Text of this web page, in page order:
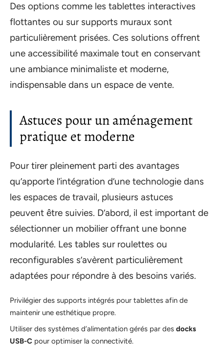
Des options comme les tablettes interactives
flottantes ou sur supports muraux sont
particulièrement prisées. Ces solutions offrent
une accessibilité maximale tout en conservant
une ambiance minimaliste et moderne,
indispensable dans un espace de vente.
Astuces pour un aménagement
pratique et moderne
Pour tirer pleinement parti des avantages
qu’apporte l’intégration d’une technologie dans
les espaces de travail, plusieurs astuces
peuvent être suivies. D’abord, il est important de
sélectionner un mobilier offrant une bonne
modularité. Les tables sur roulettes ou
reconfigurables s’avèrent particulièrement
adaptées pour répondre à des besoins variés.
Privilégier des supports intégrés pour tablettes afin de
maintenir une esthétique propre.
Utiliser des systèmes d’alimentation gérés par des docks
USB-C pour optimiser la connectivité.